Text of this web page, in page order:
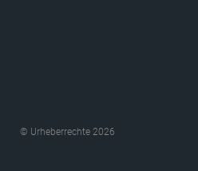
© Urheberrechte 2026